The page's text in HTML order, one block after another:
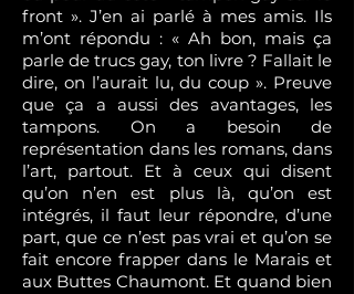
front ». J’en ai parlé à mes amis. Ils
m’ont répondu : « Ah bon, mais ça
parle de trucs gay, ton livre ? Fallait le
dire, on l’aurait lu, du coup ». Preuve
que ça a aussi des avantages, les
tampons. On a besoin de
représentation dans les romans, dans
l’art, partout. Et à ceux qui disent
qu’on n’en est plus là, qu’on est
intégrés, il faut leur répondre, d’une
part, que ce n’est pas vrai et qu’on se
fait encore frapper dans le Marais et
aux Buttes Chaumont. Et quand bien